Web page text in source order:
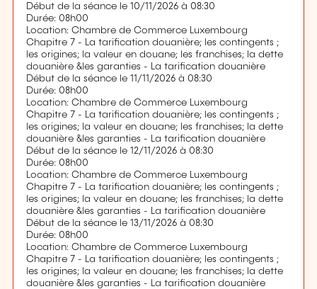
Début de la séance le 10/11/2026 à 08:30
Durée: 08h00
Location: Chambre de Commerce Luxembourg
Chapitre 7 - La tarification douanière; les contingents ;
les origines; la valeur en douane; les franchises; la dette
douanière &les garanties - La tarification douanière
Début de la séance le 11/11/2026 à 08:30
Durée: 08h00
Location: Chambre de Commerce Luxembourg
Chapitre 7 - La tarification douanière; les contingents ;
les origines; la valeur en douane; les franchises; la dette
douanière &les garanties - La tarification douanière
Début de la séance le 12/11/2026 à 08:30
Durée: 08h00
Location: Chambre de Commerce Luxembourg
Chapitre 7 - La tarification douanière; les contingents ;
les origines; la valeur en douane; les franchises; la dette
douanière &les garanties - La tarification douanière
Début de la séance le 13/11/2026 à 08:30
Durée: 08h00
Location: Chambre de Commerce Luxembourg
Chapitre 7 - La tarification douanière; les contingents ;
les origines; la valeur en douane; les franchises; la dette
douanière &les garanties - La tarification douanière